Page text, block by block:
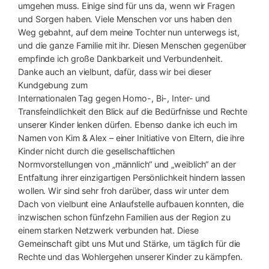
umgehen muss. Einige sind für uns da, wenn wir Fragen
und Sorgen haben. Viele Menschen vor uns haben den
Weg gebahnt, auf dem meine Tochter nun unterwegs ist,
und die ganze Familie mit ihr. Diesen Menschen gegenüber
empfinde ich große Dankbarkeit und Verbundenheit.
Danke auch an vielbunt, dafür, dass wir bei dieser
Kundgebung zum
Internationalen Tag gegen Homo-, Bi-, Inter- und
Transfeindlichkeit den Blick auf die Bedürfnisse und Rechte
unserer Kinder lenken dürfen. Ebenso danke ich euch im
Namen von Kim & Alex – einer Initiative von Eltern, die ihre
Kinder nicht durch die gesellschaftlichen
Normvorstellungen von „männlich“ und „weiblich“ an der
Entfaltung ihrer einzigartigen Persönlichkeit hindern lassen
wollen. Wir sind sehr froh darüber, dass wir unter dem
Dach von vielbunt eine Anlaufstelle aufbauen konnten, die
inzwischen schon fünfzehn Familien aus der Region zu
einem starken Netzwerk verbunden hat. Diese
Gemeinschaft gibt uns Mut und Stärke, um täglich für die
Rechte und das Wohlergehen unserer Kinder zu kämpfen.